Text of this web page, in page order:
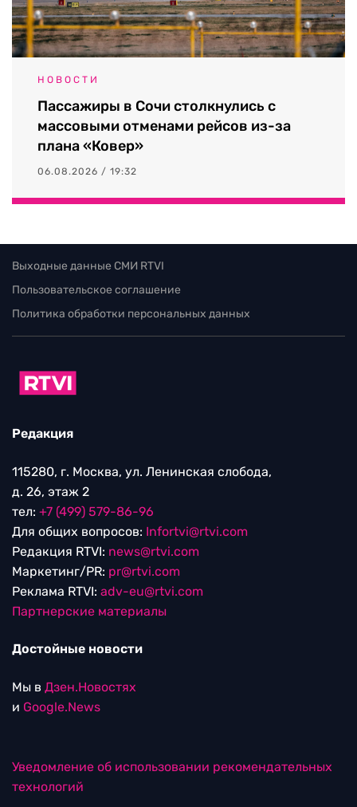
НОВОСТИ
Пассажиры в Сочи столкнулись с
массовыми отменами рейсов из-за
плана «Ковер»
06.08.2026 / 19:32
Выходные данные СМИ RTVI
Пользовательское соглашение
Политика обработки персональных данных
Редакция
115280, г. Москва, ул. Ленинская слобода,
д. 26, этаж 2
тел: +7 (499) 579-86-96
Для общих вопросов: Infortvi@rtvi.com
Редакция RTVI: news@rtvi.com
Маркетинг/PR: pr@rtvi.com
Реклама RTVI: adv-eu@rtvi.com
Партнерские материалы
Достойные новости
Мы в Дзен.Новостях
и Google.News
Уведомление об использовании рекомендательных
технологий